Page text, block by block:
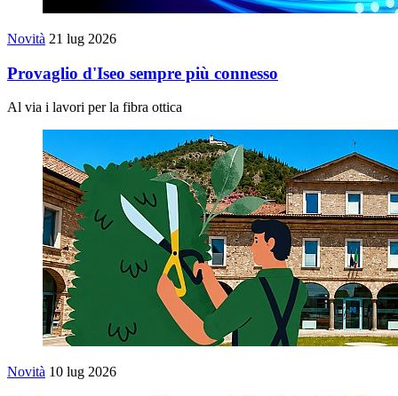
Novità 21 lug 2026
Provaglio d'Iseo sempre più connesso
Al via i lavori per la fibra ottica
Novità 10 lug 2026